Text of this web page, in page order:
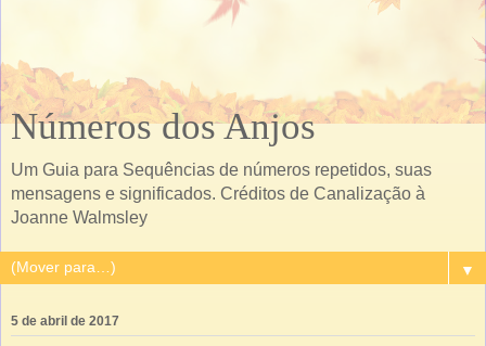
Números dos Anjos
Um Guia para Sequências de números repetidos, suas
mensagens e significados. Créditos de Canalização à
Joanne Walmsley
▼
5 de abril de 2017